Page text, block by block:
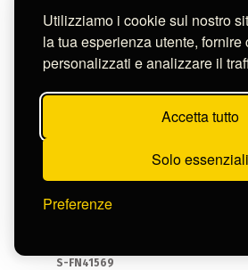
Utilizziamo i cookie sul nostro
la tua esperienza utente, fornire
personalizzati e analizzare il
Accetta tutto
Solo essenziali
Preferenze
S-FN41569